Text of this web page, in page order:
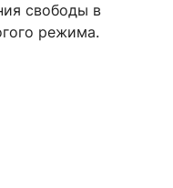
свободы в
режима.